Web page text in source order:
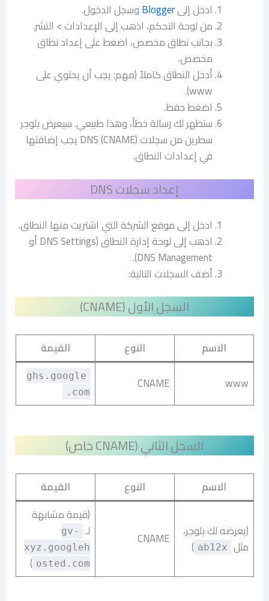
ادخل إلىBlogger وسجل الدخول.
من لوحة التحكم، اذهب إلى الإعدادات > النشر.
بجانب نطاق مخصص، اضغط على إعداد نطاق
مخصص.
أدخل النطاق كاملاً (مهم: يجب أن يحتوي على
www).
اضغط حفظ.
ستظهر لك رسالة خطأ، وهذا طبيعي. سيعرض بلوجر
سطرين من سجلات DNS (CNAME) يجب إضافتها
في إعدادات النطاق.
إعداد سجلات DNS
ادخل إلى موقع الشركة التي اشتريت منها النطاق.
اذهب إلى لوحة إدارة النطاق (DNS Settings أو
DNS Management).
أضف السجلات التالية:
السجل الأول (CNAME)
الاسم النوع
القيمة
www
CNAME
ghs.google
.com
السجل الثاني (CNAME خاص)
الاسم النوع القيمة
(يعرضه لك بلوجر،
مثل ab12x
)
CNAME
(قيمة مشابهة
لـ
gv-
xyz.googleh
osted.com
)